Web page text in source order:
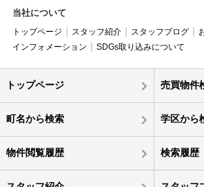
当社について
トップページ スタッフ紹介 スタッフブログ
インフォメーション
SDGs取り込みについて
トップページ 売買物件
町名から検索 学区から
物件閲覧履歴 検索履歴